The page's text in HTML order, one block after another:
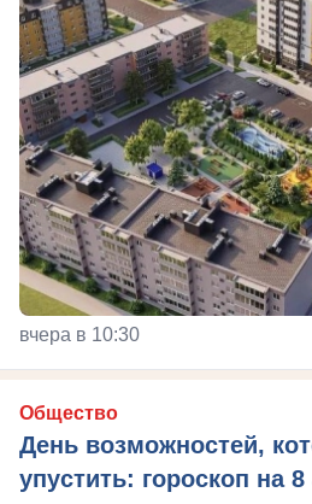
вчера в 10:30
Общество
День возможностей,
упустить: гороскоп на 8